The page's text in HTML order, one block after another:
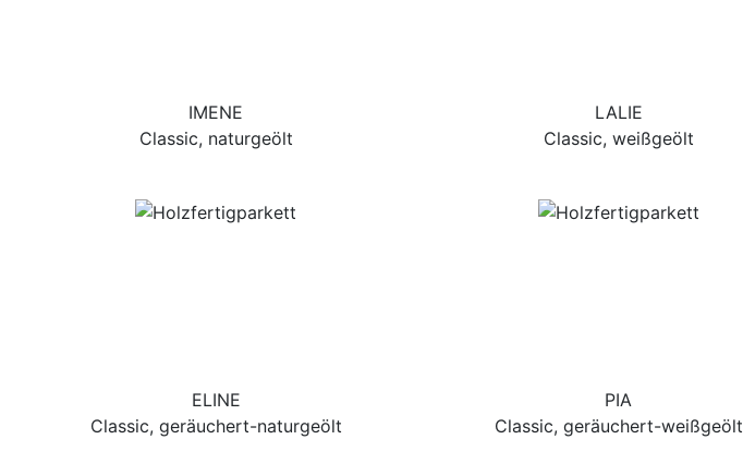
IMENE
Classic, naturgeölt
LALIE
Classic, weißgeölt
ELINE
Classic, geräuchert-naturgeölt
PIA
Classic, geräuchert-weißgeölt